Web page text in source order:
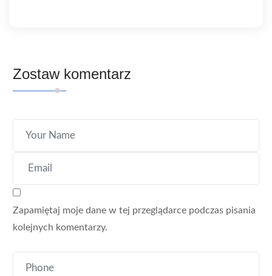
Zostaw komentarz
Zapamiętaj moje dane w tej przeglądarce podczas pisania
kolejnych komentarzy.